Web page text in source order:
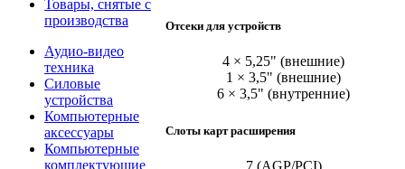
Товары, снятые с
производства
Аудио-видео
техника
Силовые
устройства
Компьютерные
аксессуары
Компьютерные
комплектующие
Отсеки для устройств
4 × 5,25" (внешние)
1 × 3,5" (внешние)
6 × 3,5" (внутренние)
Слоты карт расширения